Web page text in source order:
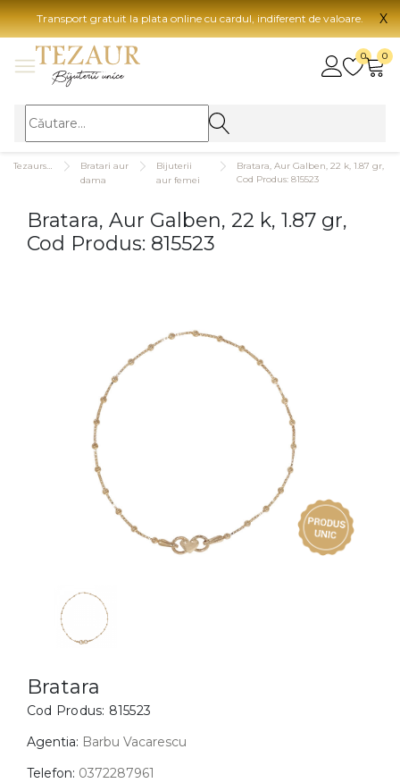
Transport gratuit la plata online cu cardul, indiferent de valoare. X
0 0
BIJUTERII
BIJUTERII FEMEI
Inele
Bratari
BIJUTERII BARBATI
BIJUTERII COPII
Cercei
Bratari
Coliere
Lanturi
Bratari aur
dama
Bijuterii
aur femei
Bratara, Aur Galben, 22 k, 1.87 gr,
Cod Produs: 815523
Bratara, Aur Galben, 22 k, 1.87 gr,
Cod Produs: 815523
Bratara
Cod Produs: 815523
Agentia: Barbu Vacarescu
Telefon: 0372287961